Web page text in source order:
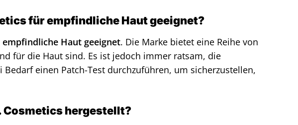
für empfindliche Haut geeignet?
Haut geeignet. Die Marke bietet eine Reihe von
für die Haut sind. Es ist jedoch immer ratsam, die
einen Patch-Test durchzuführen, um sicherzustellen,
Cosmetics hergestellt?